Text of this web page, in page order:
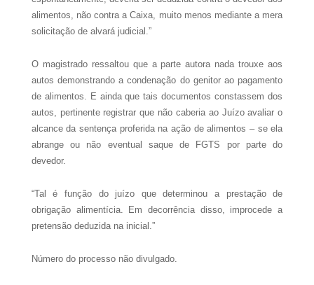
alimentos, não contra a Caixa, muito menos mediante a mera
solicitação de alvará judicial.”
O magistrado ressaltou que a parte autora nada trouxe aos
autos demonstrando a condenação do genitor ao pagamento
de alimentos. E ainda que tais documentos constassem dos
autos, pertinente registrar que não caberia ao Juízo avaliar o
alcance da sentença proferida na ação de alimentos – se ela
abrange ou não eventual saque de FGTS por parte do
devedor.
“Tal é função do juízo que determinou a prestação de
obrigação alimentícia. Em decorrência disso, improcede a
pretensão deduzida na inicial.”
Número do processo não divulgado.